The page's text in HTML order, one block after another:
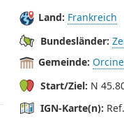
Land: Frankreich
Bundesländer:
Gemeinde:
Start/Ziel: N
IGN-Karte(n):